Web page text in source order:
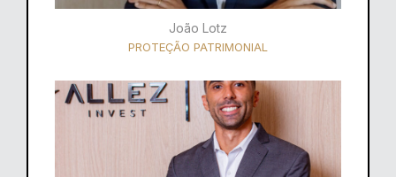
João Lotz
PROTEÇÃO PATRIMONIAL